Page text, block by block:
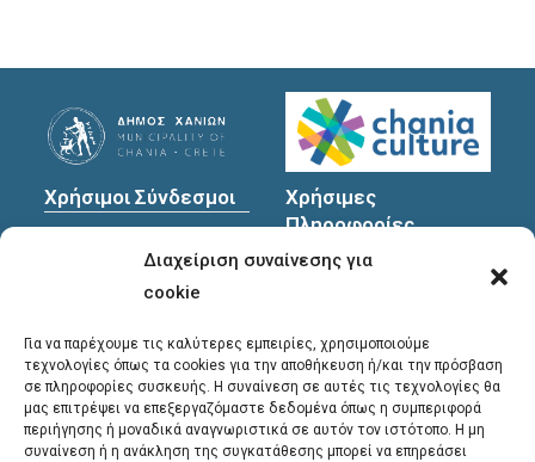
Διαχείριση συναίνεσης για
cookie
Για να παρέχουμε τις καλύτερες εμπειρίες, χρησιμοποιούμε
τεχνολογίες όπως τα cookies για την αποθήκευση ή/και την πρόσβαση
σε πληροφορίες συσκευής. Η συναίνεση σε αυτές τις τεχνολογίες θα
μας επιτρέψει να επεξεργαζόμαστε δεδομένα όπως η συμπεριφορά
περιήγησης ή μοναδικά αναγνωριστικά σε αυτόν τον ιστότοπο. Η μη
συναίνεση ή η ανάκληση της συγκατάθεσης μπορεί να επηρεάσει
Χρήσιμοι Σύνδεσμοι
Προσωπικών
Χρήσιμες
Πληροφορίες
Διεύθυνση
Χανιά, 731 35
Τηλέφωνα
επικοινωνίας: